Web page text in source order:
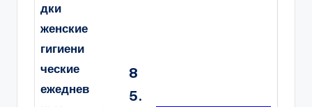
дки
женские
гигиени
ческие
ежеднев
8
5.